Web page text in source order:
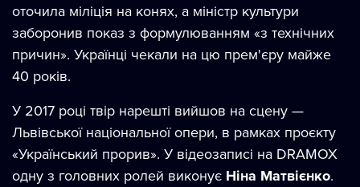
оточила міліція на конях, а міністр культури
заборонив показ з формулюванням «з технічних
причин». Українці чекали на цю прем'єру майже
40 років.
У 2017 році твір нарешті вийшов на сцену —
Львівської національної опери, в рамках проєкту
«Український прорив». У відеозаписі на DRAMOX
одну з головних ролей виконує Ніна Матвієнко.